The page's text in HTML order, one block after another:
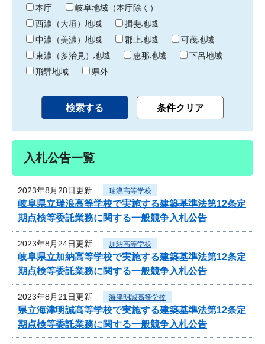
わ
り
本庁
岐阜地域（本庁除く）
西濃（大垣）地域
揖斐地域
中濃（美濃）地域
郡上地域
可茂地域
東濃（多治見）地域
恵那地域
下呂地域
飛騨地域
県外
入札公告一覧
2023年8月28日更新 瑞浪高等学校
岐阜県立瑞浪高等学校で実施する建築基準法第12条定
期点検等委託業務に関する一般競争入札公告
2023年8月24日更新 加納高等学校
岐阜県立加納高等学校で実施する建築基準法第12条定
期点検等委託業務に関する一般競争入札公告
2023年8月21日更新 海津明誠高等学校
県立海津明誠高等学校で実施する建築基準法第12条定
期点検等委託業務に関する一般競争入札公告